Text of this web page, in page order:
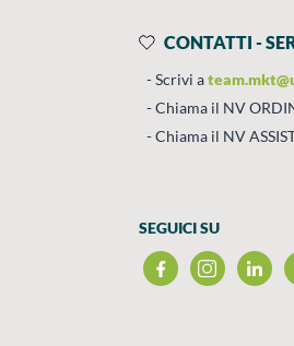
CONTATTI -
Scrivi a
Chiama il NV
Chiama il NV
SEGUICI SU